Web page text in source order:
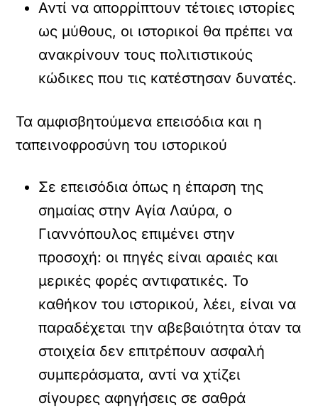
Αντί να απορρίπτουν τέτοιες ιστορίες
ως μύθους, οι ιστορικοί θα πρέπει να
ανακρίνουν τους πολιτιστικούς
κώδικες που τις κατέστησαν δυνατές.
Τα αμφισβητούμενα επεισόδια και η
ταπεινοφροσύνη του ιστορικού
Σε επεισόδια όπως η έπαρση της
σημαίας στην Αγία Λαύρα, ο
Γιαννόπουλος επιμένει στην
προσοχή: οι πηγές είναι αραιές και
μερικές φορές αντιφατικές. Το
καθήκον του ιστορικού, λέει, είναι να
παραδέχεται την αβεβαιότητα όταν τα
στοιχεία δεν επιτρέπουν ασφαλή
συμπεράσματα, αντί να χτίζει
σίγουρες αφηγήσεις σε σαθρά